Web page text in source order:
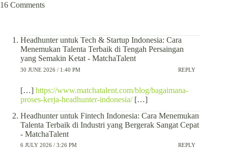
16 Comments
Headhunter untuk Tech & Startup Indonesia: Cara
Menemukan Talenta Terbaik di Tengah Persaingan
yang Semakin Ketat - MatchaTalent
30 JUNE 2026 / 1:40 PM REPLY
[…] https://www.matchatalent.com/blog/bagaimana-
proses-kerja-headhunter-indonesia/[…]
Headhunter untuk Fintech Indonesia: Cara Menemukan
Talenta Terbaik di Industri yang Bergerak Sangat Cepat
- MatchaTalent
6 JULY 2026 / 3:26 PM REPLY